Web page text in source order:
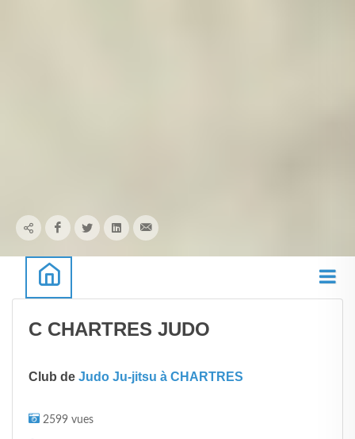
C CHARTRES JUDO
Club de Judo Ju-jitsu à CHARTRES
2599 vues